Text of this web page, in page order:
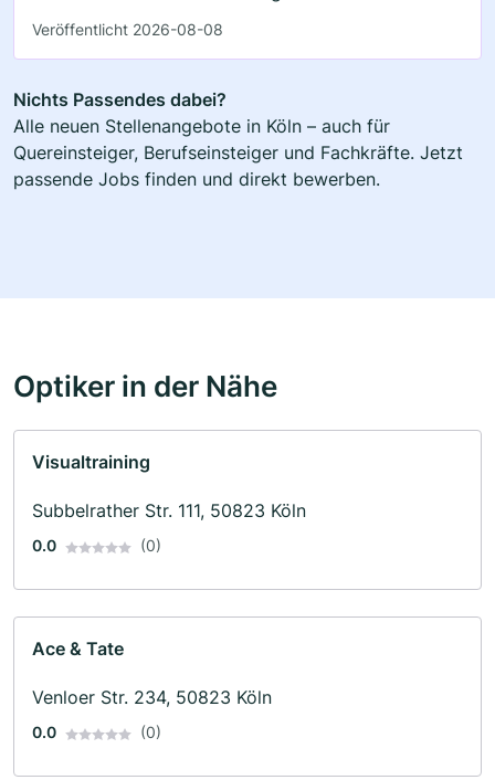
Veröffentlicht 2026-08-08
Nichts Passendes dabei?
Alle neuen Stellenangebote in Köln – auch für
Quereinsteiger, Berufseinsteiger und Fachkräfte. Jetzt
passende Jobs finden und direkt bewerben.
Optiker in der Nähe
Visualtraining
Subbelrather Str. 111, 50823 Köln
0.0 (0)
Ace & Tate
Venloer Str. 234, 50823 Köln
0.0 (0)